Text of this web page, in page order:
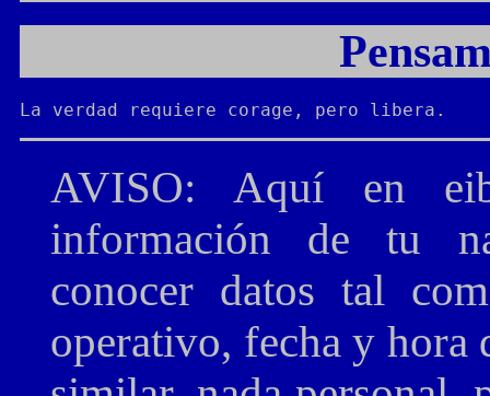
La verdad requiere corage, pero libera.
AVISO: Aquí en
información de tu
conocer datos tal
operativo, fecha y